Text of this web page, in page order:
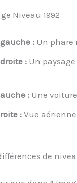
Niveau 1992
:Un phare
:Un
:Une
:Vue aérienne
de